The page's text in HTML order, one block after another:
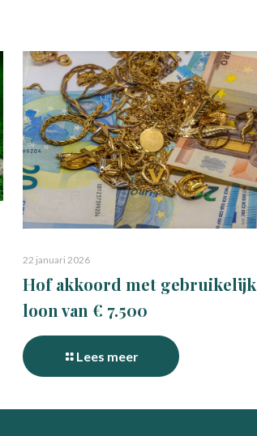
22 januari 2026
Hof akkoord met gebruikelijk
loon van € 7.500
Lees meer